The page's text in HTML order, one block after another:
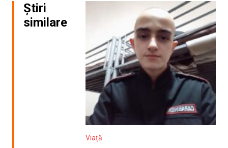
Știri
similare
Viață